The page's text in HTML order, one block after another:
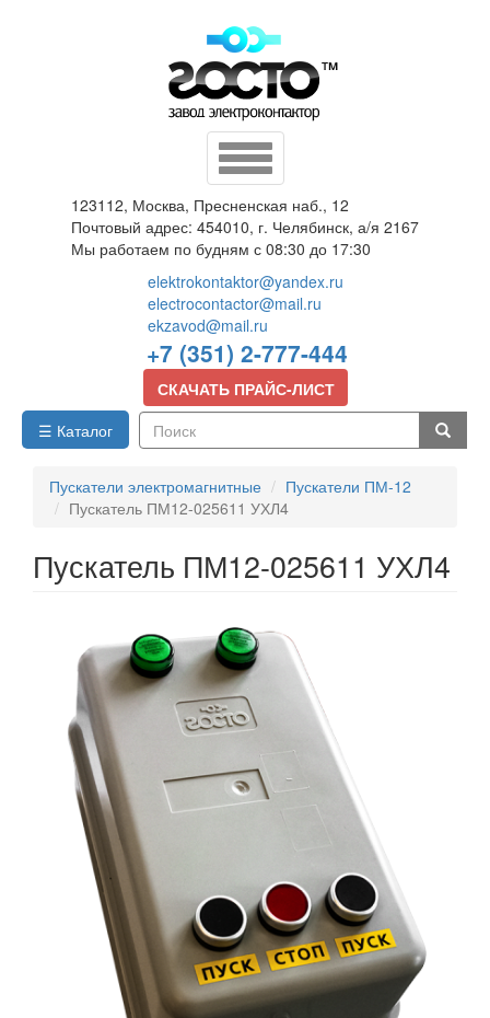
Toggle
navigation
123112, Москва, Пресненская наб., 12
Почтовый адрес: 454010, г. Челябинск, а/я 2167
Мы работаем по будням с 08:30 до 17:30
elektrokontaktor@yandex.ru
electrocontactor@mail.ru
ekzavod@mail.ru
+7 (351) 2-777-444
СКАЧАТЬ ПРАЙС-ЛИСТ
☰ Каталог
Пускатели электромагнитные
Пускатели ПМ-12
Пускатель ПМ12-025611 УХЛ4
Пускатель ПМ12-025611 УХЛ4